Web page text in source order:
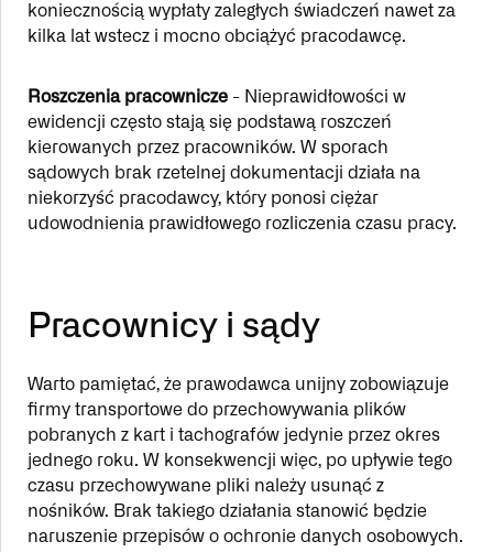
koniecznością wypłaty zaległych świadczeń nawet za
kilka lat wstecz i mocno obciążyć pracodawcę.
Roszczenia pracownicze - Nieprawidłowości w
ewidencji często stają się podstawą roszczeń
kierowanych przez pracowników. W sporach
sądowych brak rzetelnej dokumentacji działa na
niekorzyść pracodawcy, który ponosi ciężar
udowodnienia prawidłowego rozliczenia czasu pracy.
Pracownicy i sądy
Warto pamiętać, że prawodawca unijny zobowiązuje
firmy transportowe do przechowywania plików
pobranych z kart i tachografów jedynie przez okres
jednego roku. W konsekwencji więc, po upływie tego
czasu przechowywane pliki należy usunąć z
nośników. Brak takiego działania stanowić będzie
naruszenie przepisów o ochronie danych osobowych.